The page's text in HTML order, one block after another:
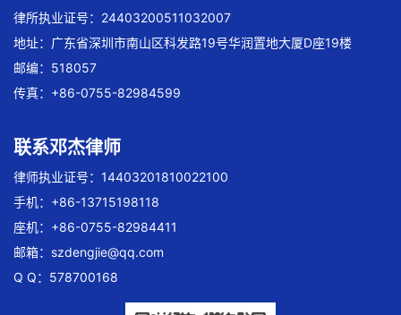
律所执业证号：24403200511032007
地址：广东省深圳市南山区科发路19号华润置地大厦D座19楼
邮编：518057
传真：+86-0755-82984599
联系邓杰律师
律师执业证号：14403201810022100
手机：+86-13715198118
座机：+86-0755-82984411
邮箱： szdengjie@qq.com
Q Q：578700168